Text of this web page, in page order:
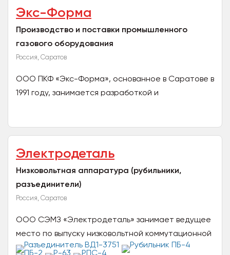
Экс-Форма
Производство и поставки промышленного
газового оборудования
Россия, Саратов
ООО ПКФ «Экс-Форма», основанное в Саратове в
1991 году, занимается разработкой и
Электродеталь
Низковольтная аппаратура (рубильники,
разъединители)
Россия, Саратов
ООО СЭМЗ «Электродеталь» занимает ведущее
место по выпуску низковольтной коммутационной
аппаратуры на токи 100 – 1000А и является